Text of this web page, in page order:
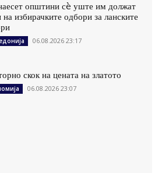
општини сè уште им должат
на избирачките одбори за ланските
06.08.2026 23:17
скок на цената на златото
06.08.2026 23:07